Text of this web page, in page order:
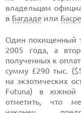
владельцам
в Багдаде или Басре
Один похищенный
2005 года, а
полученных к
сумму £290 тыс.
на экзотических
Futuna) в южной
отметить, что